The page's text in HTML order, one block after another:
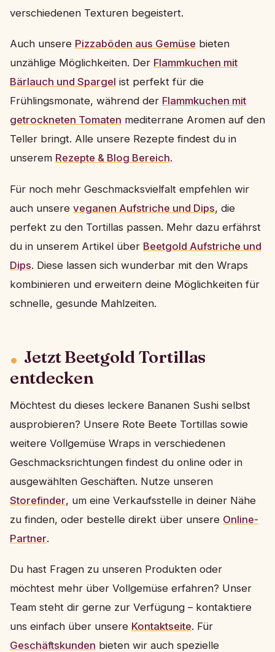
verschiedenen Texturen begeistert.
Auch unsere Pizzaböden aus Gemüse bieten
unzählige Möglichkeiten. Der Flammkuchen mit
Bärlauch und Spargel ist perfekt für die
Frühlingsmonate, während der Flammkuchen mit
getrockneten Tomaten mediterrane Aromen auf den
Teller bringt. Alle unsere Rezepte findest du in
unserem Rezepte & Blog Bereich.
Für noch mehr Geschmacksvielfalt empfehlen wir
auch unsere veganen Aufstriche und Dips, die
perfekt zu den Tortillas passen. Mehr dazu erfährst
du in unserem Artikel über Beetgold Aufstriche und
Dips. Diese lassen sich wunderbar mit den Wraps
kombinieren und erweitern deine Möglichkeiten für
schnelle, gesunde Mahlzeiten.
Jetzt Beetgold Tortillas
entdecken
Möchtest du dieses leckere Bananen Sushi selbst
ausprobieren? Unsere Rote Beete Tortillas sowie
weitere Vollgemüse Wraps in verschiedenen
Geschmacksrichtungen findest du online oder in
ausgewählten Geschäften. Nutze unseren
Storefinder, um eine Verkaufsstelle in deiner Nähe
zu finden, oder bestelle direkt über unsere Online-
Partner.
Du hast Fragen zu unseren Produkten oder
möchtest mehr über Vollgemüse erfahren? Unser
Team steht dir gerne zur Verfügung – kontaktiere
uns einfach über unsere Kontaktseite. Für
Geschäftskunden bieten wir auch spezielle